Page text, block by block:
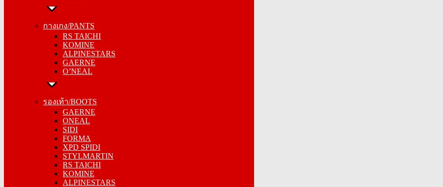
กางเกง/PANTS
RS TAICHI
KOMINE
ALPINESTARS
GAERNE
O’NEAL
รองเท้า/BOOTS
GAERNE
ONEAL
SIDI
FORMA
XPD SPIDI
STYLMARTIN
RS TAICHI
KOMINE
ALPINESTARS
RS TAICHI
KOMINE
ALPINESTARS
GAERNE
O’NEAL
GAERNE
ONEAL
SIDI
FORMA
XPD SPIDI
STYLMARTIN
RS TAICHI
KOMINE
ALPINESTARS